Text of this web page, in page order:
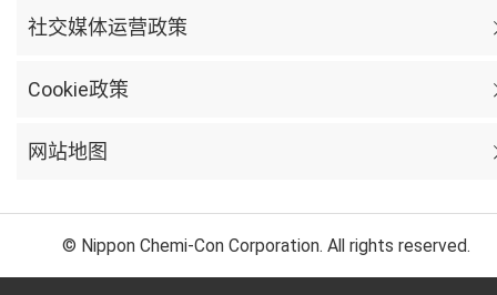
社交媒体运营政策
Cookie政策
网站地图
© Nippon Chemi-Con Corporation. All rights reserved.